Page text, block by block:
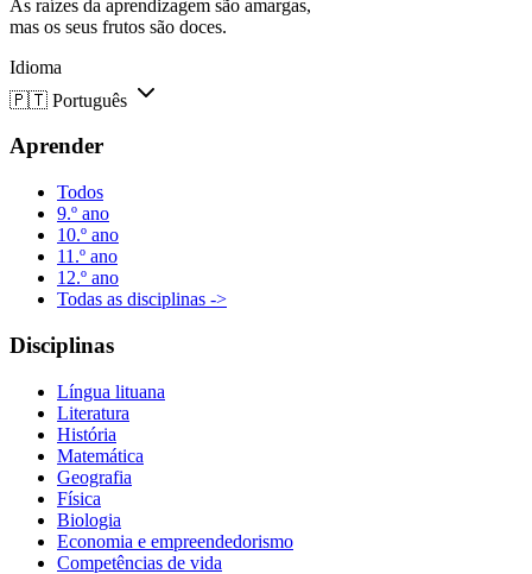
As raízes da aprendizagem são amargas,
mas os seus frutos são doces.
Idioma
🇵🇹 Português
Aprender
Todos
9.º ano
10.º ano
11.º ano
12.º ano
Todas as disciplinas ->
Disciplinas
Língua lituana
Literatura
História
Matemática
Geografia
Física
Biologia
Economia e empreendedorismo
Competências de vida